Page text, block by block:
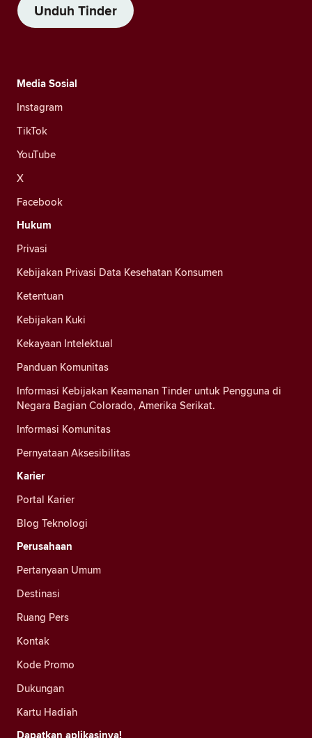
Unduh Tinder
Media Sosial
Instagram
TikTok
YouTube
X
Facebook
Hukum
Privasi
Kebijakan Privasi Data Kesehatan Konsumen
Ketentuan
Kebijakan Kuki
Kekayaan Intelektual
Panduan Komunitas
Informasi Kebijakan Keamanan Tinder untuk Pengguna di
Negara Bagian Colorado, Amerika Serikat.
Informasi Komunitas
Pernyataan Aksesibilitas
Karier
Portal Karier
Blog Teknologi
Perusahaan
Pertanyaan Umum
Destinasi
Ruang Pers
Kontak
Kode Promo
Dukungan
Kartu Hadiah